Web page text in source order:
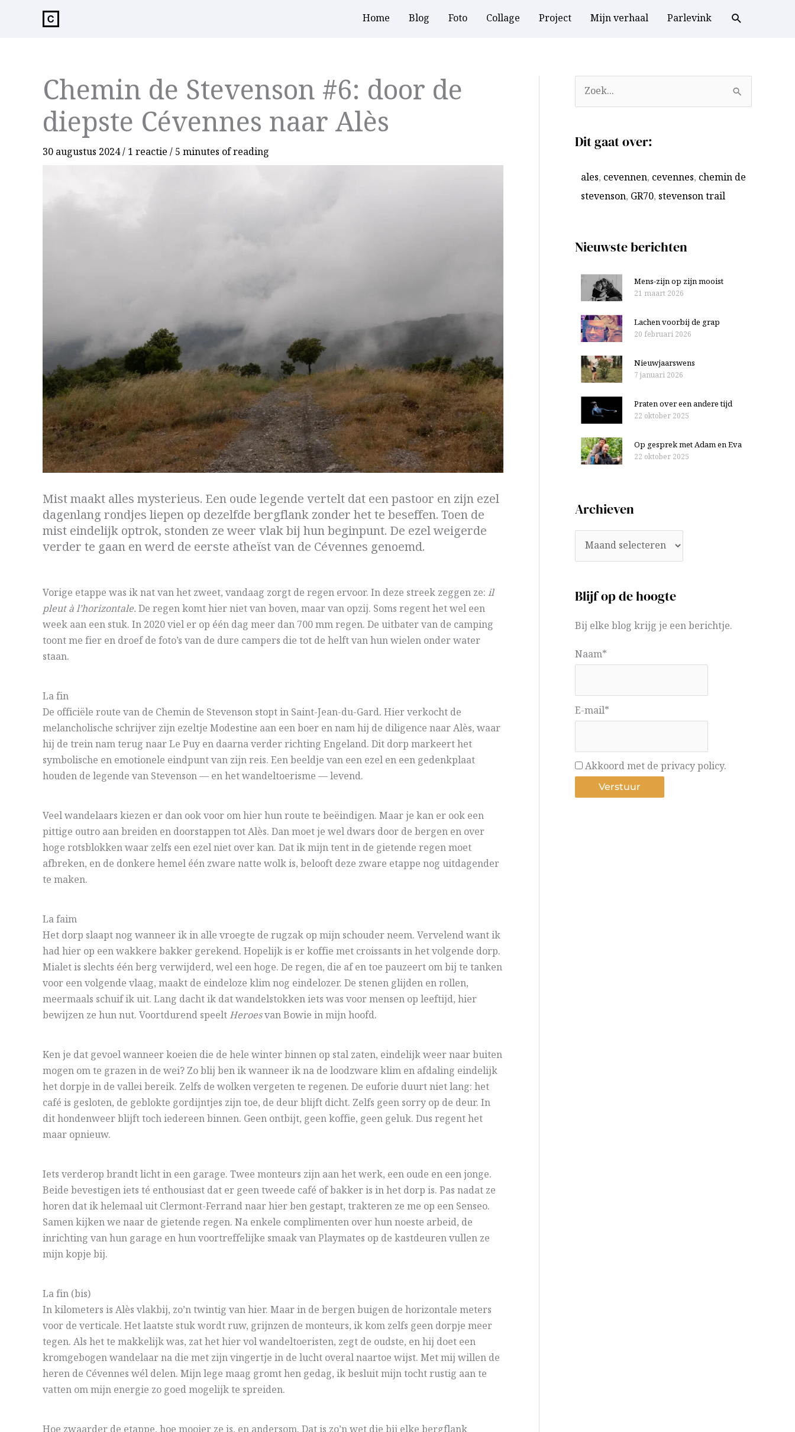
Home Blog Foto Collage Project Mijn verhaal Parlevink
Chemin de Stevenson #6: door de
diepste Cévennes naar Alès
30 augustus 2024/ 1 reactie / 5 minutes of reading
Mist maakt alles mysterieus. Een oude legende vertelt dat een pastoor en zijn ezel
dagenlang rondjes liepen op dezelfde bergflank zonder het te beseffen. Toen de
mist eindelijk optrok, stonden ze weer vlak bij hun beginpunt. De ezel weigerde
verder te gaan en werd de eerste atheïst van de Cévennes genoemd.
Vorige etappe was ik nat van het zweet, vandaag zorgt de regen ervoor. In deze streek zeggen ze: il
pleut à l’horizontale.De regen komt hier niet van boven, maar van opzij. Soms regent het wel een
week aan een stuk. In 2020 viel er op één dag meer dan 700 mm regen. De uitbater van de camping
toont me fier en droef de foto’s van de dure campers die tot de helft van hun wielen onder water
staan.
La fin
De officiële route van de Chemin de Stevenson stopt in Saint-Jean-du-Gard. Hier verkocht de
melancholische schrijver zijn ezeltje Modestine aan een boer en nam hij de diligence naar Alès, waar
hij de trein nam terug naar Le Puy en daarna verder richting Engeland. Dit dorp markeert het
symbolische en emotionele eindpunt van zijn reis. Een beeldje van een ezel en een gedenkplaat
houden de legende van Stevenson — en het wandeltoerisme — levend.
Veel wandelaars kiezen er dan ook voor om hier hun route te beëindigen. Maar je kan er ook een
pittige outro aan breiden en doorstappen tot Alès. Dan moet je wel dwars door de bergen en over
hoge rotsblokken waar zelfs een ezel niet over kan. Dat ik mijn tent in de gietende regen moet
afbreken, en de donkere hemel één zware natte wolk is, belooft deze zware etappe nog uitdagender
te maken.
La faim
Het dorp slaapt nog wanneer ik in alle vroegte de rugzak op mijn schouder neem. Vervelend want ik
had hier op een wakkere bakker gerekend. Hopelijk is er koffie met croissants in het volgende dorp.
Mialet is slechts één berg verwijderd, wel een hoge. De regen, die af en toe pauzeert om bij te tanken
voor een volgende vlaag, maakt de eindeloze klim nog eindelozer. De stenen glijden en rollen,
meermaals schuif ik uit. Lang dacht ik dat wandelstokken iets was voor mensen op leeftijd, hier
bewijzen ze hun nut. Voortdurend speeltHeroesvan Bowie in mijn hoofd.
Ken je dat gevoel wanneer koeien die de hele winter binnen op stal zaten, eindelijk weer naar buiten
mogen om te grazen in de wei? Zo blij ben ik wanneer ik na de loodzware klim en afdaling eindelijk
het dorpje in de vallei bereik. Zelfs de wolken vergeten te regenen. De euforie duurt niet lang: het
café is gesloten, de geblokte gordijntjes zijn toe, de deur blijft dicht. Zelfs geen sorry op de deur. In
dit hondenweer blijft toch iedereen binnen. Geen ontbijt, geen koffie, geen geluk. Dus regent het
maar opnieuw.
Iets verderop brandt licht in een garage. Twee monteurs zijn aan het werk, een oude en een jonge.
Beide bevestigen iets té enthousiast dat er geen tweede café of bakker is in het dorp is. Pas nadat ze
horen dat ik helemaal uit Clermont-Ferrand naar hier ben gestapt, trakteren ze me op een Senseo.
Samen kijken we naar de gietende regen. Na enkele complimenten over hun noeste arbeid, de
inrichting van hun garage en hun voortreffelijke smaak van Playmates op de kastdeuren vullen ze
mijn kopje bij.
La fin (bis)
In kilometers is Alès vlakbij, zo’n twintig van hier. Maar in de bergen buigen de horizontale meters
voor de verticale. Het laatste stuk wordt ruw, grijnzen de monteurs, ik kom zelfs geen dorpje meer
tegen. Als het te makkelijk was, zat het hier vol wandeltoeristen, zegt de oudste, en hij doet een
kromgebogen wandelaar na die met zijn vingertje in de lucht overal naartoe wijst. Met mij willen de
heren de Cévennes wél delen. Mijn lege maag gromt hen gedag, ik besluit mijn tocht rustig aan te
vatten om mijn energie zo goed mogelijk te spreiden.
o
k
:
Dit gaat over:
ales, cevennen, cevennes, chemin de
stevenson, GR70, stevenson trail
Nieuwste berichten
Mens-zijn op zijn mooist
21 maart 2026
Lachen voorbij de grap
20 februari 2026
Nieuwjaarswens
7 januari 2026
Praten over een andere tijd
22 oktober 2025
Op gesprek met Adam en Eva
22 oktober 2025
Archieven
r
h
Blijf op de hoogte
Bij elke blog krijg je een berichtje.
Naam*
E-mail*
Akkoord met de privacy policy.